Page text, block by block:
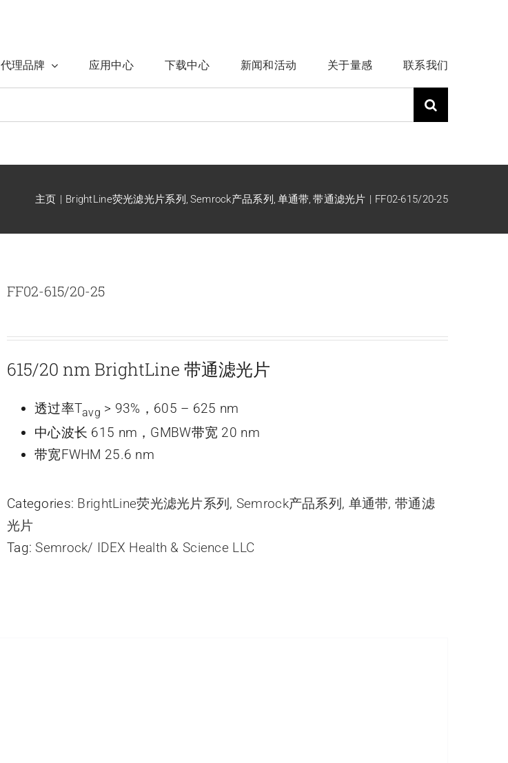
代理品牌 应用中心 下载中心 新闻和活动 关于量感 联系我们
主页 BrightLine荧光滤光片系列 Semrock产品系列 单通带 带通滤光片 FF02-615/20-25
FF02-615/20-25
615/20 nm BrightLine 带通滤光片
透过率Tavg > 93%，605 – 625 nm
中心波长 615 nm，GMBW带宽 20 nm
带宽FWHM 25.6 nm
Categories: BrightLine荧光滤光片系列 , Semrock产品系列 , 单通带,带通滤
光片
Tag:Semrock/ IDEX Health & Science LLC